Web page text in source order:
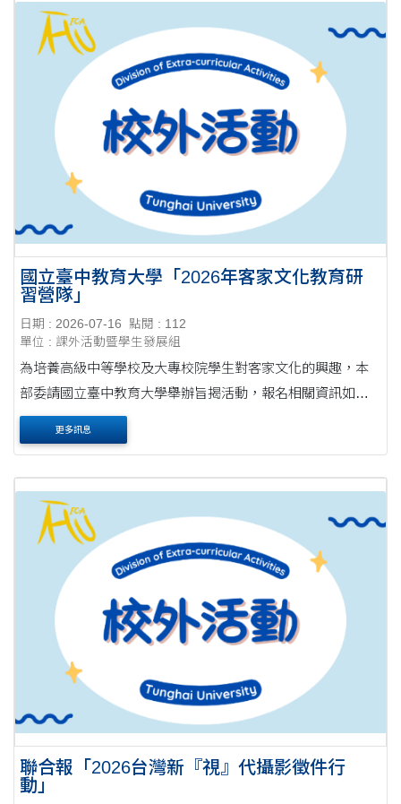
國立臺中教育大學「2026年客家文化教育研
習營隊」
日期 : 2026-07-16
點閱 : 112
單位 : 課外活動暨學生發展組
為培養高級中等學校及大專校院學生對客家文化的興趣，本
部委請國立臺中教育大學舉辦旨揭活動，報名相關資訊如
下： 活動時間及地點：115年8月22日（星期六）至115年8月
更多訊息
聯合報「2026台灣新『視』代攝影徵件行
動」